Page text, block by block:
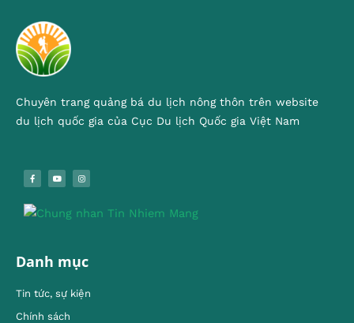
Chuyên trang quảng bá du lịch nông thôn trên website
du lịch quốc gia của Cục Du lịch Quốc gia Việt Nam
Danh mục
Tin tức, sự kiện
Chính sách